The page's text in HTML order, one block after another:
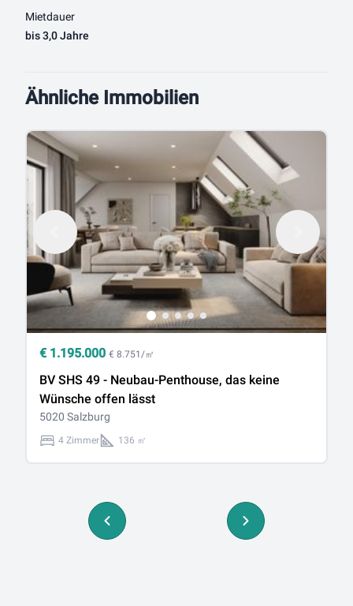
Mietdauer
bis 3,0 Jahre
Ähnliche Immobilien
€ 1.195.000 € 8.751/㎡
BV SHS 49 - Neubau-Penthouse, das keine
Wünsche offen lässt
5020 Salzburg
4 Zimmer 136 ㎡